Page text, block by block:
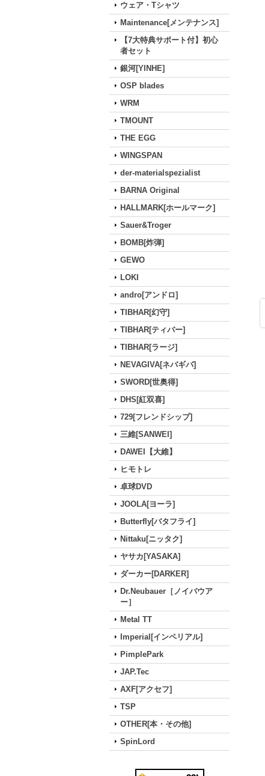
ウェア・Tシャツ
Maintenance[メンテナンス]
【7大特典サポート付】初心
者セット
銀河[YINHE]
OSP blades
WRM
TMOUNT
THE EGG
WINGSPAN
der-materialspezialist
BARNA Original
HALLMARK[ホールマーク]
Sauer&Troger
BOMB[炸弾]
GEWO
LOKI
andro[アンドロ]
TIBHAR[幻守]
TIBHAR[ティバー]
TIBHAR[ラージ]
NEVAGIVA[ネバギバ]
SWORD[世奥得]
DHS[紅双喜]
729[フレンドシップ]
三維[SANWEI]
DAWEI【大維】
ヒモトレ
卓球DVD
JOOLA[ヨーラ]
Butterfly[バタフライ]
Nittaku[ニッタク]
ヤサカ[YASAKA]
ダーカー[DARKER]
Dr.Neubauer［ノイバウア
ー］
Metal TT
Imperial[インペリアル]
PimplePark
JAP.Tec
AXF[アクセフ]
TSP
OTHER[本・その他]
SpinLord